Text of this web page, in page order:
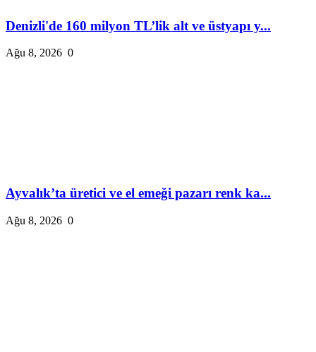
Denizli'de 160 milyon TL’lik alt ve üstyapı y...
Ağu 8, 2026 0
Ayvalık’ta üretici ve el emeği pazarı renk ka...
Ağu 8, 2026 0